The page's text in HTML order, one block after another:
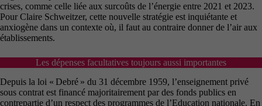
crises, comme celle liée aux surcoûts de l’énergie entre 2021 et 2023.
Pour Claire Schweitzer, cette nouvelle stratégie est inquiétante et
anxiogène dans un contexte où, il faut au contraire donner de l’air aux
établissements.
Les dépenses facultatives toujours aussi importantes
Depuis la loi « Debré » du 31 décembre 1959, l’enseignement privé
sous contrat est financé majoritairement par des fonds publics en
contrepartie d’un respect des programmes de l’Education nationale. En